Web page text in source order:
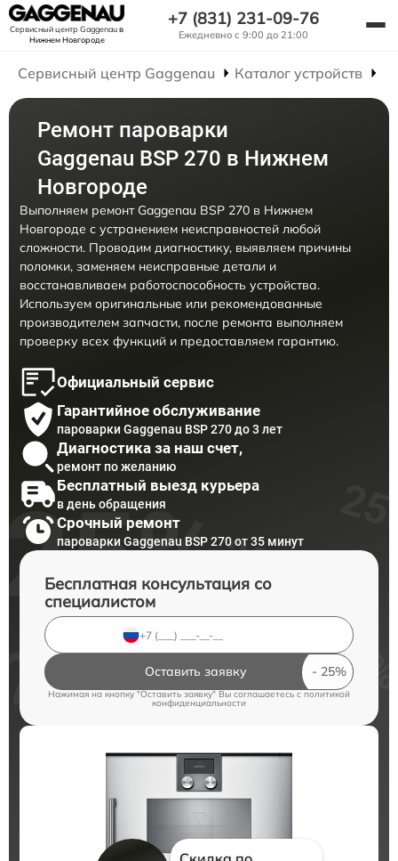
Сервисный центр Gaggenauв
Нижнем Новгороде
+7 (831) 231-09-76
Ежедневно с 9:00 до 21:00
Сервисный центр Gaggenau Каталог устройств
Ремонт пароварки
Gaggenau BSP 270 в Нижнем
Новгороде
Выполняем ремонт Gaggenau BSP 270 в Нижнем
Новгороде с устранением неисправностей любой
сложности. Проводим диагностику, выявляем причины
поломки, заменяем неисправные детали и
восстанавливаем работоспособность устройства.
Используем оригинальные или рекомендованные
производителем запчасти, после ремонта выполняем
проверку всех функций и предоставляем гарантию.
Официальный сервис
Гарантийное обслуживание
пароварки Gaggenau BSP 270 до 3 лет
Диагностика за наш счет,
ремонт по желанию
Бесплатный выезд курьера
в день обращения
Срочный ремонт
пароварки Gaggenau BSP 270 от 35 минут
Бесплатная консультация со
специалистом
Оставить заявку
Нажимая на кнопку "Оставить заявку" Вы соглашаетесь c политикой
конфиденциальности